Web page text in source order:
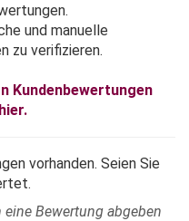
und manuelle
zu verifizieren.
Kundenbewertungen
vorhanden. Seien Sie
Bewertung abgeben